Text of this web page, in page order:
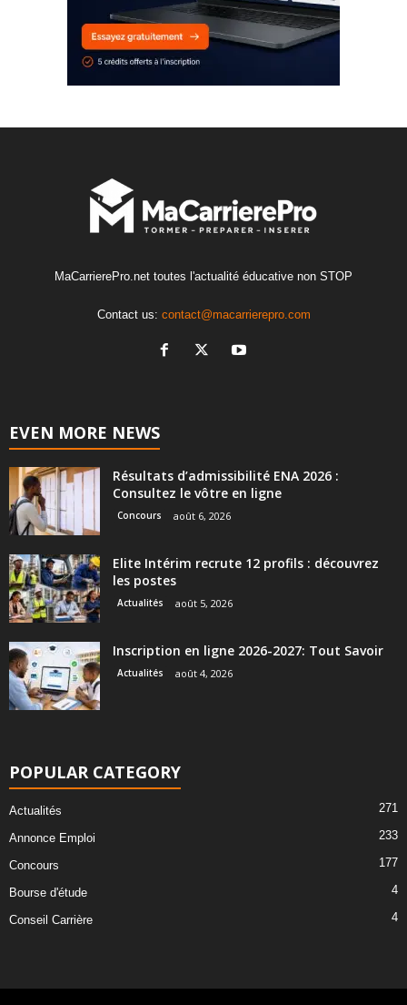
MaCarrierePro.net toutes l'actualité éducative non STOP
Contact us: contact@macarrierepro.com
EVEN MORE NEWS
Résultats d’admissibilité ENA 2026 :
Consultez le vôtre en ligne
Concours août 6, 2026
Elite Intérim recrute 12 profils : découvrez
les postes
Actualités août 5, 2026
Inscription en ligne 2026-2027: Tout Savoir
Actualités août 4, 2026
POPULAR CATEGORY
Actualités 271
Annonce Emploi 233
Concours 177
Bourse d'étude 4
Conseil Carrière 4